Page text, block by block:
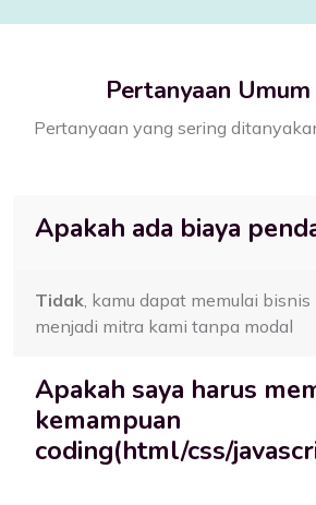
Pertanyaan Umum
Pertanyaan yang sering
Apakah ada biaya
Tidak , kamu dapat memulai
menjadi mitra kami tanpa modal
Apakah saya harus
kemampuan
coding(html/css/